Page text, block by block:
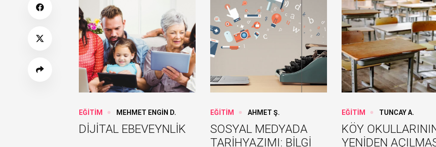
EĞİTİM MEHMET ENGİN D.
DİJİTAL EBEVEYNLİK
EĞİTİM AHMET Ş.
SOSYAL MEDYADA
TARİHYAZIMI: BİLGİ
EĞİTİM TUNCAY A.
KÖY
YENİDEN